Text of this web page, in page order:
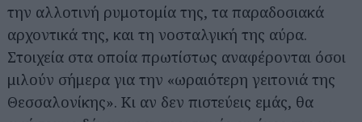
την αλλοτινή ρυμοτομία της, τα παραδοσιακά
αρχοντικά της, και τη νοσταλγική της αύρα.
Στοιχεία στα οποία πρωτίστως αναφέρονται όσοι
μιλούν σήμερα για την «ωραιότερη γειτονιά της
Θεσσαλονίκης». Κι αν δεν πιστεύεις εμάς, θα